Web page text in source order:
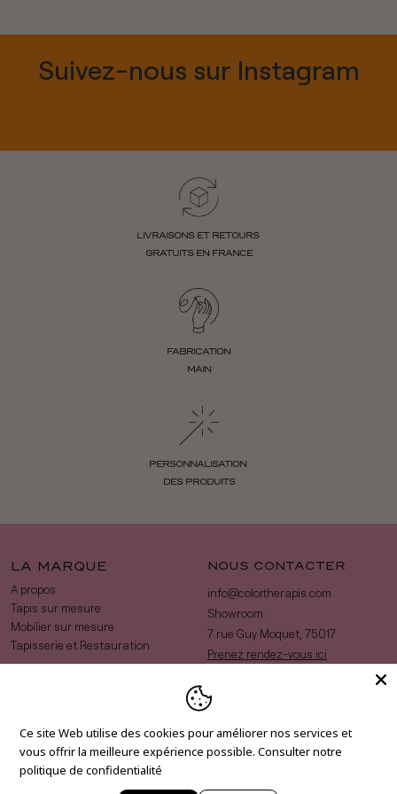
Suivez-nous sur Instagram
LIVRAISONS ET RETOURS
GRATUITS EN FRANCE
FABRICATION
MAIN
PERSONNALISATION
DES PRODUITS
LA MARQUE
A propos
Tapis sur mesure
Mobilier sur mesure
Tapisserie et Restauration
NOUS CONTACTER
info@colortherapis.com
Showroom :
7 rue Guy Moquet, 75017
Prenez rendez-vous ici
Instagram
Facebook
NEWSLETTER
Restez informé en vous inscrivant à
notre newsletter
Ce site Web utilise des cookies pour améliorer nos services et
vous offrir la meilleure expérience possible. Consulter notre
politique de confidentialité